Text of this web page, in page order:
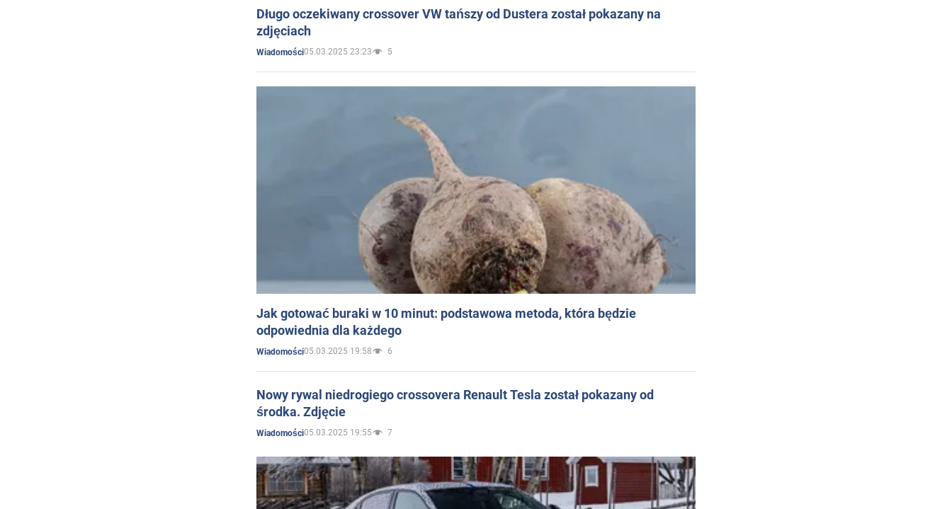
Długo oczekiwany crossover VW tańszy od Dustera został pokazany na
zdjęciach
Wiadomości05.03.2025 23:23 5
Jak gotować buraki w 10 minut: podstawowa metoda, która będzie
odpowiednia dla każdego
Wiadomości05.03.2025 19:58 6
Nowy rywal niedrogiego crossovera Renault Tesla został pokazany od
środka. Zdjęcie
Wiadomości05.03.2025 19:55 7